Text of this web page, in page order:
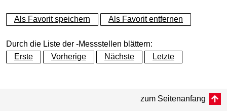
+
−
Als Favorit speichern Als Favorit entfernen
Durch die Liste der -Messstellen blättern:
Erste
Vorherige Nächste Letzte
zum Seitenanfang